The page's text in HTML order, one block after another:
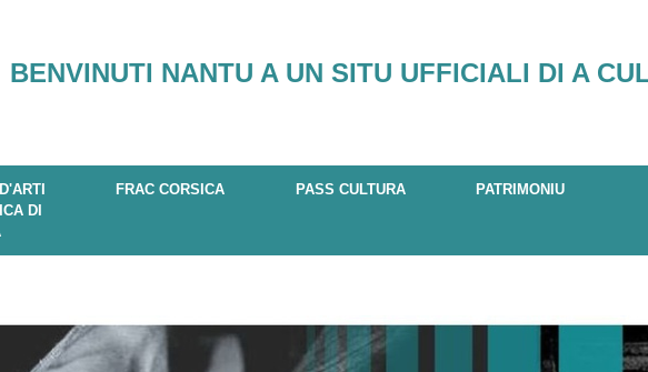
BENVINUTI NANTU A UN SITU UFFICIALI DI A
DI
FRAC CORSICA PASS CULTURA PATRIMONIU